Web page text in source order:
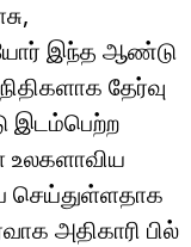
இந்த ஆண்டு
தேர்வு
இடம்பெற்ற
உலகளாவிய
செய்துள்ளதாக
அதிகாரி பில்